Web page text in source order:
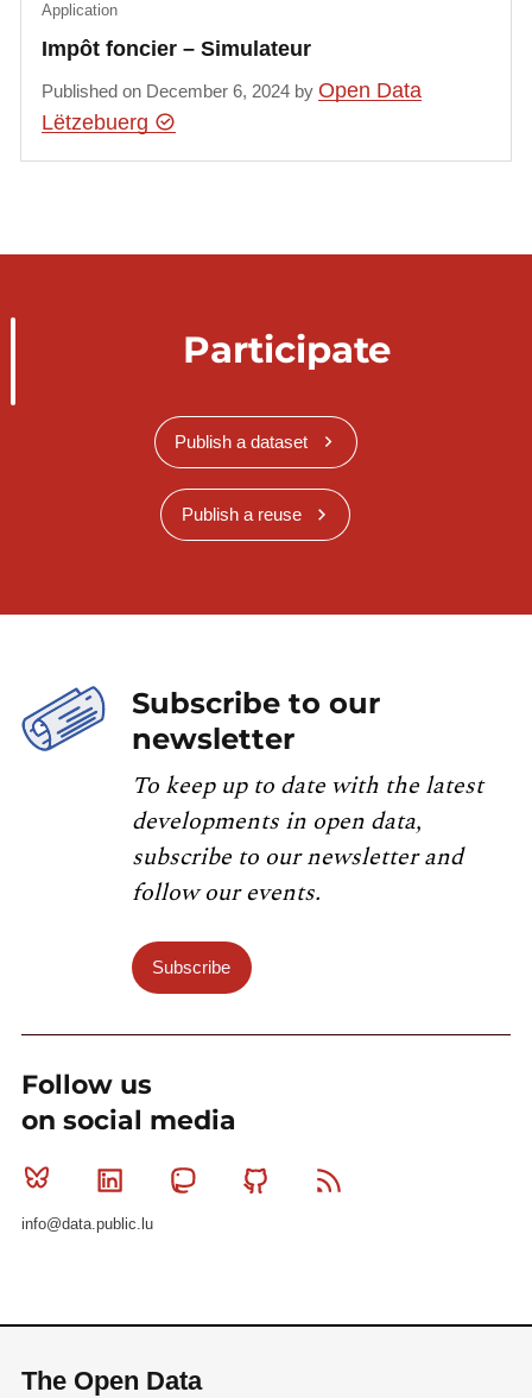
Impôt foncier – Simulateur
Application
Published on December 6, 2024 byOpen Data
Lëtzebuerg
Participate
Publish a dataset
Publish a reuse
Subscribe to our
newsletter
To keep up to date with the latest
developments in open data,
subscribe to our newsletter and
follow our events.
Subscribe
Follow us
on social media
Bluesky Linkedin MastodonGithub
info@data.public.lu
The Open Data